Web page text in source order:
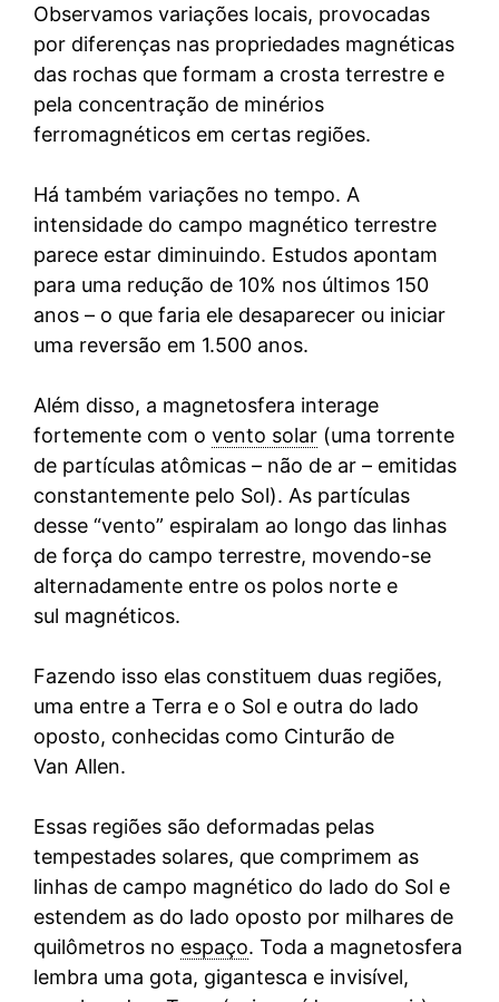
Observamos variações locais, provocadas
por diferenças nas propriedades magnéticas
das rochas que formam a crosta terrestre e
pela concentração de minérios
ferromagnéticos em certas regiões.
Há também variações no tempo. A
intensidade do campo magnético terrestre
parece estar diminuindo. Estudos apontam
para uma redução de 10% nos últimos 150
anos – o que faria ele desaparecer ou iniciar
uma reversão em 1.500 anos.
Além disso, a magnetosfera interage
fortemente com o vento solar (uma torrente
de partículas atômicas – não de ar – emitidas
constantemente pelo Sol). As partículas
desse “vento” espiralam ao longo das linhas
de força do campo terrestre, movendo-se
alternadamente entre os polos norte e
sul magnéticos.
Fazendo isso elas constituem duas regiões,
uma entre a Terra e o Sol e outra do lado
oposto, conhecidas como Cinturão de
Van Allen.
Essas regiões são deformadas pelas
tempestades solares, que comprimem as
linhas de campo magnético do lado do Sol e
estendem as do lado oposto por milhares de
quilômetros no espaço. Toda a magnetosfera
lembra uma gota, gigantesca e invisível,